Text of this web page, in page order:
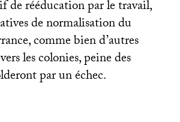
de rééducation par le travail,
de normalisation du
comme bien d’autres
les colonies, peine des
par un échec.